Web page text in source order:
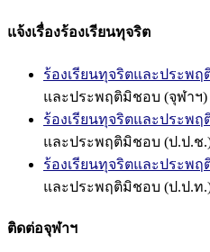
แจ้งเรื่องร้องเรียนทุจริต
ร้องเรียนทุจริตและประพ
และประพฤติมิชอบ (จุฬาฯ)
ร้องเรียนทุจริตและประพ
และประพฤติมิชอบ (ป.ป.ช
ร้องเรียนทุจริตและประพ
และประพฤติมิชอบ (ป.ป.ท
ติดต่อจุฬาฯ